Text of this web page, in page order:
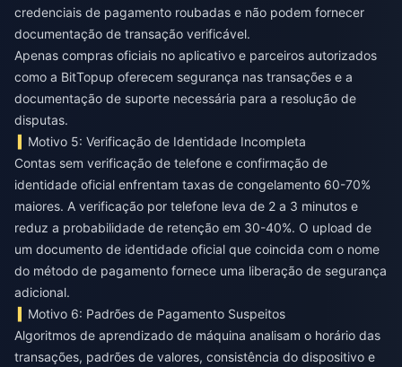
credenciais de pagamento roubadas e não podem fornecer
documentação de transação verificável.
Apenas compras oficiais no aplicativo e parceiros autorizados
como a BitTopup oferecem segurança nas transações e a
documentação de suporte necessária para a resolução de
disputas.
Motivo 5: Verificação de Identidade Incompleta
Contas sem verificação de telefone e confirmação de
identidade oficial enfrentam taxas de congelamento 60-70%
maiores. A verificação por telefone leva de 2 a 3 minutos e
reduz a probabilidade de retenção em 30-40%. O upload de
um documento de identidade oficial que coincida com o nome
do método de pagamento fornece uma liberação de segurança
adicional.
Motivo 6: Padrões de Pagamento Suspeitos
Algoritmos de aprendizado de máquina analisam o horário das
transações, padrões de valores, consistência do dispositivo e